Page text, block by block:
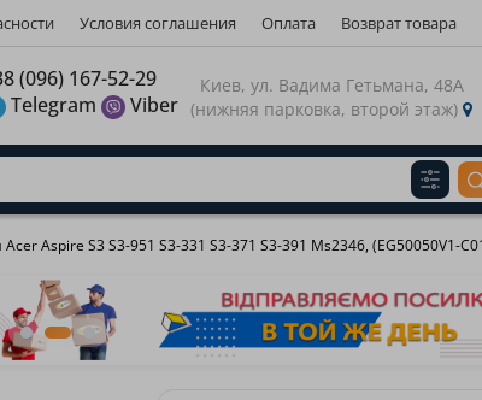
Условия соглашения Оплата Возврат товара
(096) 167-52-29
Telegram
Viber
Киев, ул. Вадима Гетьмана, 48А
(нижняя парковка, второй этаж)
Aspire S3 S3-951 S3-331 S3-371 S3-391 Ms2346, (EG50050V1-
Russian
Українська